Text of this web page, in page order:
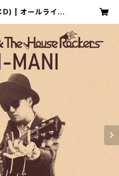
| オールライトレ